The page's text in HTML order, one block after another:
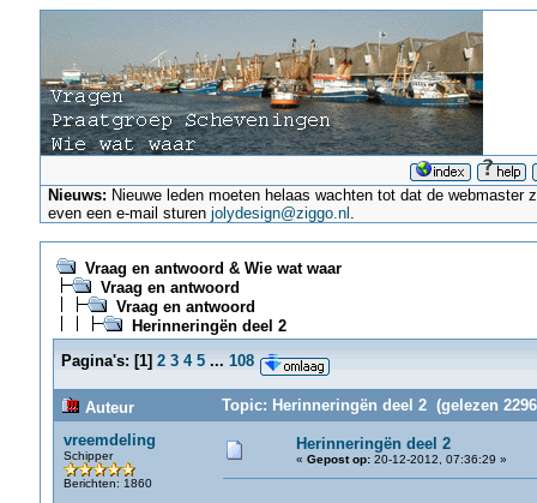
Nieuws: Nieuwe leden moeten helaas wachten tot dat de
even een e-mail sturenjolydesign@ziggo.nl .
Vraag en antwoord & Wie wat waar
Vraag en antwoord
Vraag en antwoord
Herinneringën deel 2
Pagina's: [1] 2 3 4 5 ... 108
Auteur
Topic: Herinneringën deel 2 (gelezen
vreemdeling
Schipper
Berichten: 1860
Herinneringën deel 2
« Gepost op:20-12-2012, 07:36:29 »